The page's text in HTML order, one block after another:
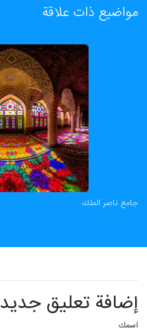
مواضيع ذات علاقة
جامع ناصر الملك
إضافة تعليق جديد
اسمك